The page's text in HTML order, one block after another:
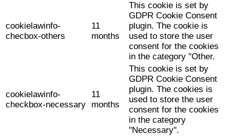
cookielawinfo-
checbox-others
11
months
This cookie is set by
GDPR Cookie Consent
plugin. The cookie is
used to store the user
consent for the cookies
in the category "Other.
cookielawinfo-
checkbox-necessary
11
months
This cookie is set by
GDPR Cookie Consent
plugin. The cookies is
used to store the user
consent for the cookies
in the category
"Necessary".